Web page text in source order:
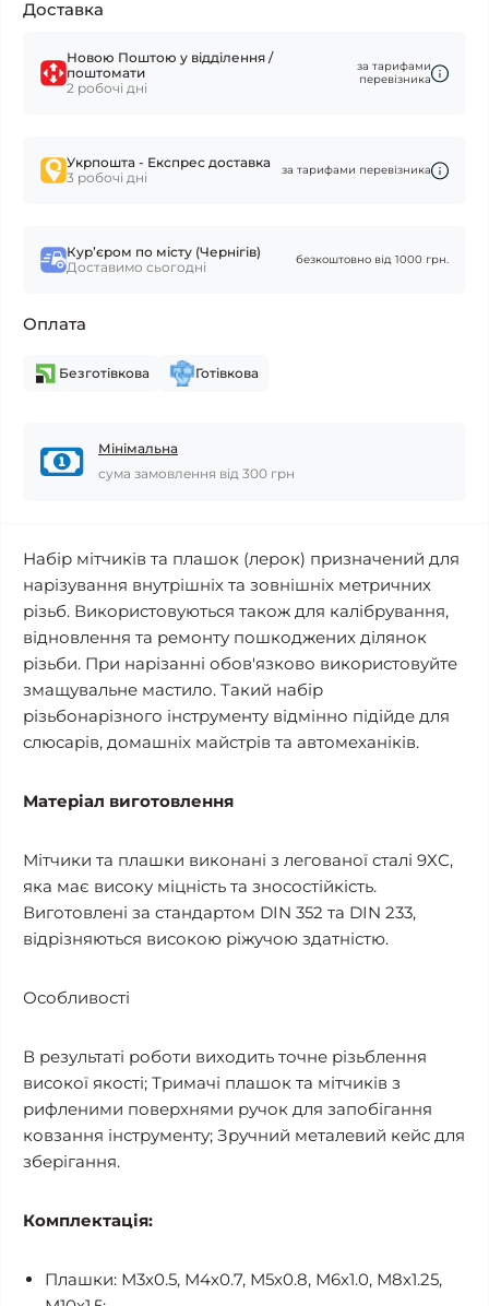
Доставка
Новою Поштою у відділення /
поштомати
2 робочі дні
за тарифами
перевізника
Укрпошта - Експрес доставка
3 робочі дні
за тарифами перевізника
Курʼєром по місту (Чернігів)
Доставимо сьогодні
безкоштовно від 1000 грн.
Оплата
Безготівкова Готівкова
Мінімальна
сума замовлення від 300 грн
Набір мітчиків та плашок (лерок) призначений для
нарізування внутрішніх та зовнішніх метричних
різьб. Використовуються також для калібрування,
відновлення та ремонту пошкоджених ділянок
різьби. При нарізанні обов'язково використовуйте
змащувальне мастило. Такий набір
різьбонарізного інструменту відмінно підійде для
слюсарів, домашніх майстрів та автомеханіків.
Матеріал виготовлення
Мітчики та плашки виконані з легованої сталі 9ХС,
яка має високу міцність та зносостійкість.
Виготовлені за стандартом DIN 352 та DIN 233,
відрізняються високою ріжучою здатністю.
Особливості
В результаті роботи виходить точне різьблення
високої якості; Тримачі плашок та мітчиків з
рифленими поверхнями ручок для запобігання
ковзання інструменту; Зручний металевий кейс для
зберігання.
Комплектація:
Плашки: М3х0.5, М4х0.7, М5х0.8, М6х1.0, М8х1.25,